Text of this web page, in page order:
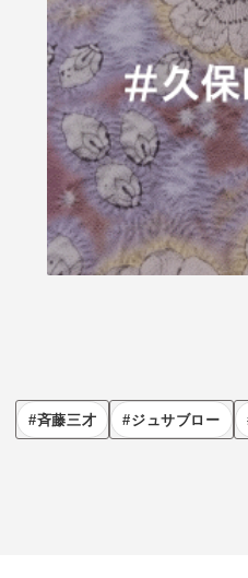
斉藤三才 ジュサブロー